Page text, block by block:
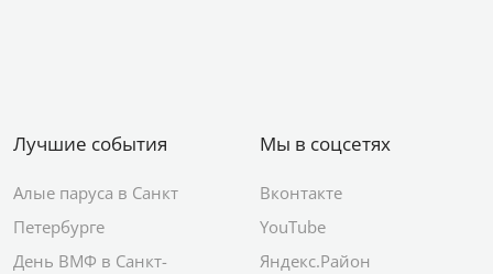
Лучшие события
Алые паруса в Санкт
Петербурге
День ВМФ в Санкт-
Мы в соцсетях
Вконтакте
YouTube
Яндекс.Район